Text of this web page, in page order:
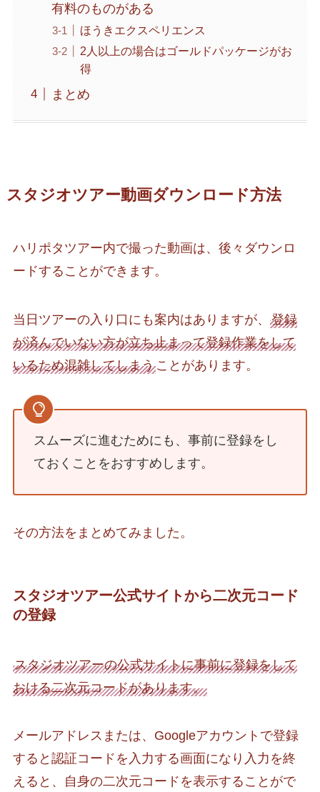
有料のものがある
ほうきエクスペリエンス
2人以上の場合はゴールドパッケージがお
得
まとめ
スタジオツアー動画ダウンロード方法
ハリポタツアー内で撮った動画は、後々ダウンロ
ードすることができます。
当日ツアーの入り口にも案内はありますが、 登録
が済んでいない方が立ち止まって登録作業をして
いるため混雑してしまうことがあります。
スムーズに進むためにも、事前に登録をし
ておくことをおすすめします。
その方法をまとめてみました。
スタジオツアー公式サイトから二次元コード
の登録
スタジオツアーの公式サイトに事前に登録をして
おける二次元コードがあります。
メールアドレスまたは、Googleアカウントで登録
すると認証コードを入力する画面になり入力を終
えると、自身の二次元コードを表示することがで